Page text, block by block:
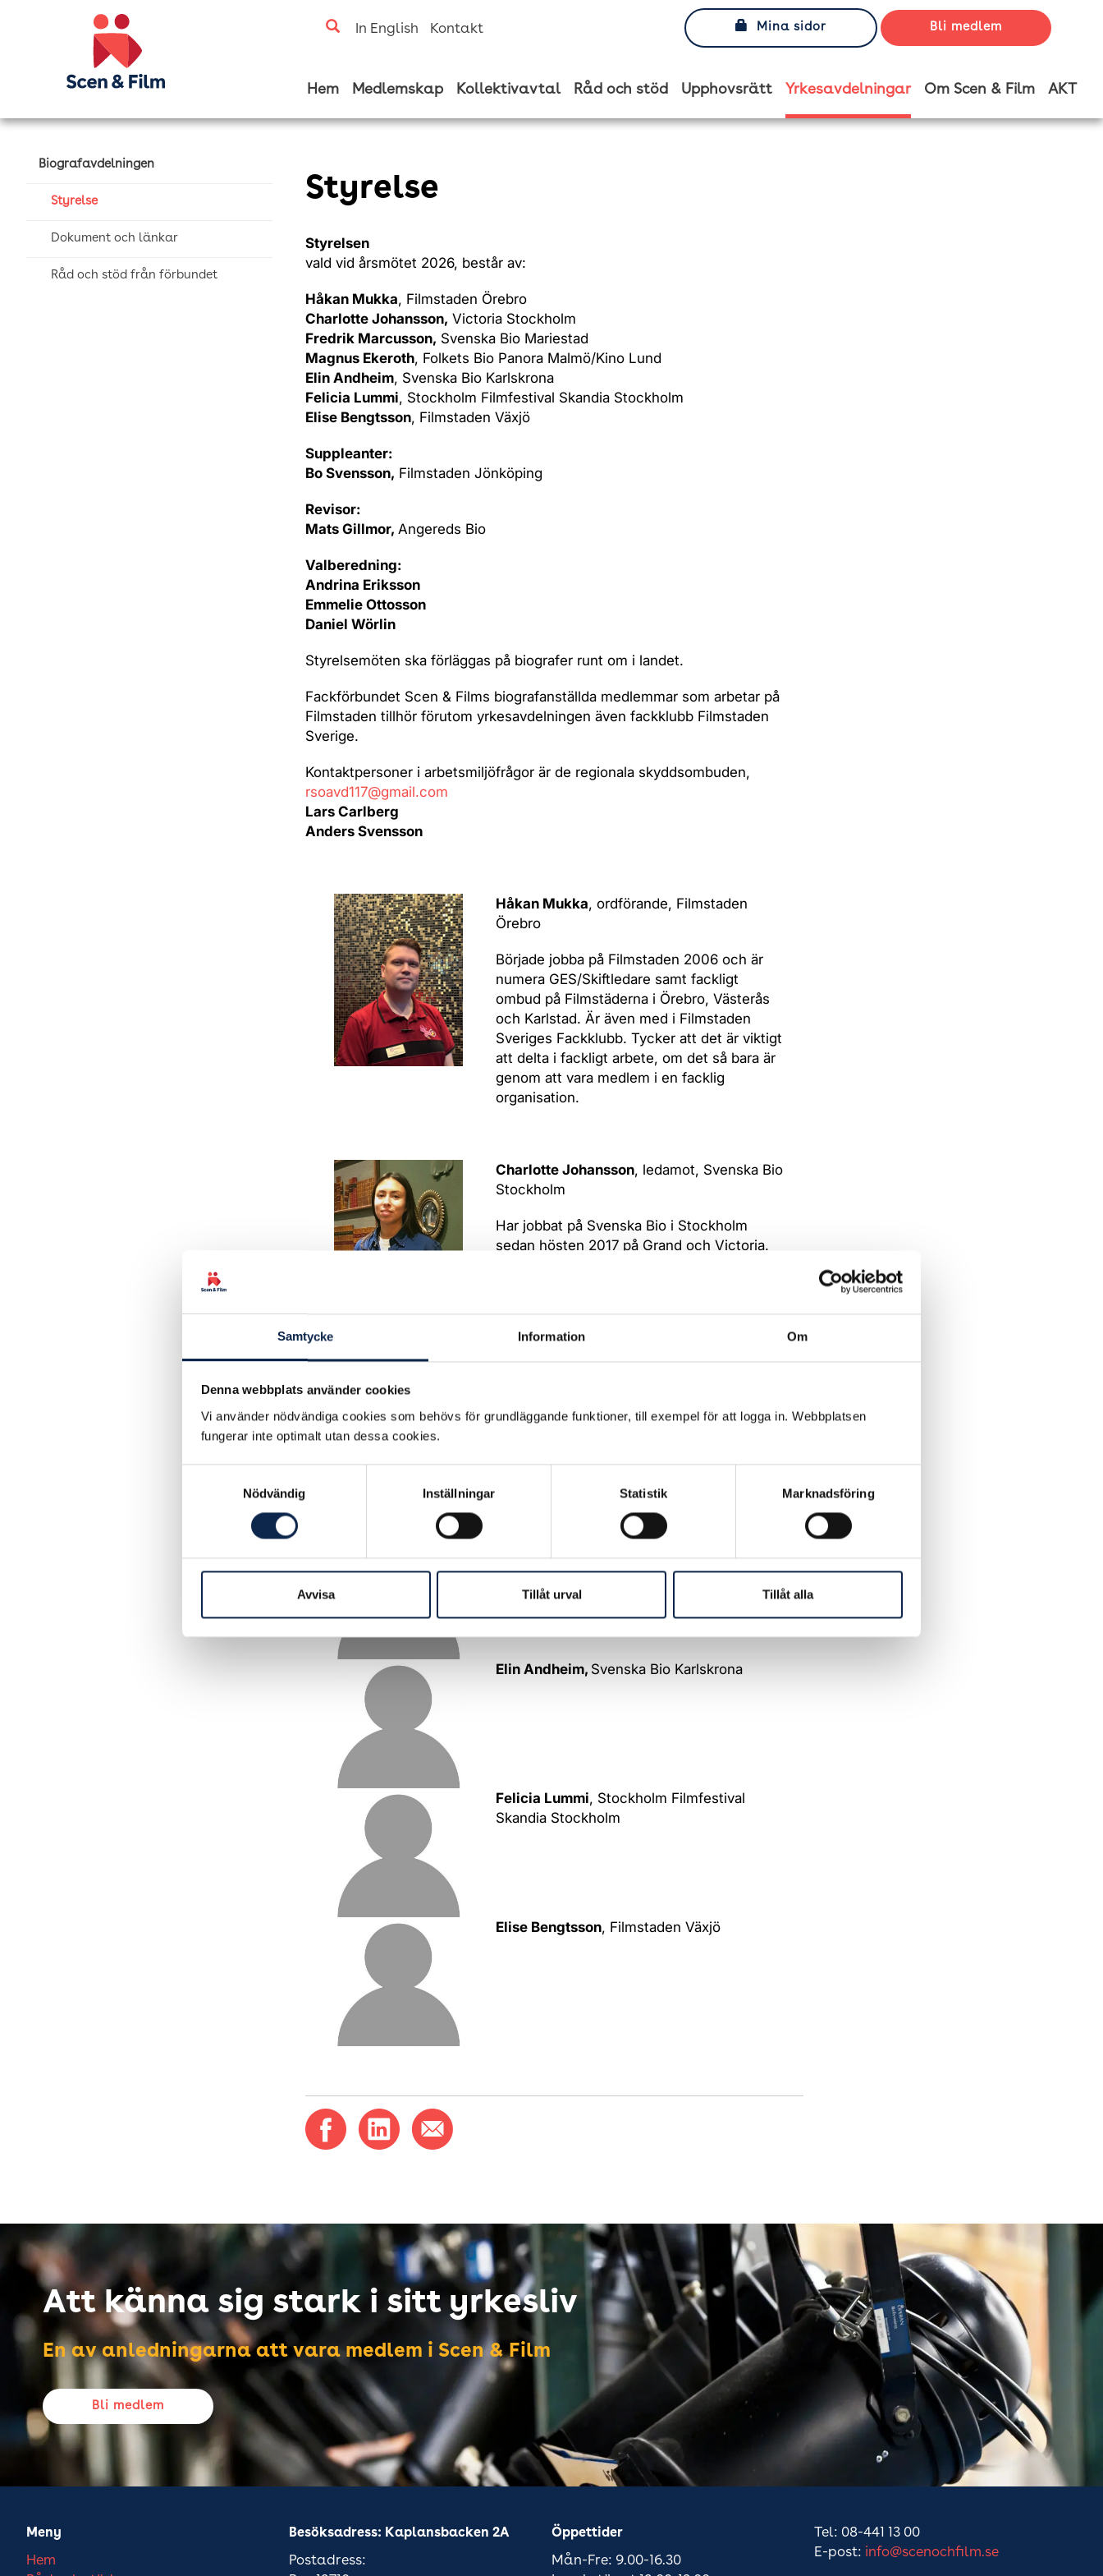
Samtycke Information Om
Denna webbplats använder cookies
Vi använder nödvändiga cookies som behövs för grundläggande funktioner, till exempel för att logga in. Webbplatsen
fungerar inte optimalt utan dessa cookies.
Nödvändig
Inställningar Statistik Marknadsföring
Avvisa Tillåt urval Tillåt alla
In English Kontakt Mina sidor Bli medlem
Hem Medlemskap Kollektivavtal Råd och stöd Upphovsrätt Yrkesavdelningar Om Scen & Film AKT
Biografavdelningen
Styrelse
Dokument och länkar
Råd och stöd från förbundet
Styrelse
Styrelsen
vald vid årsmötet 2026, består av:
Håkan Mukka, Filmstaden Örebro
Charlotte Johansson, Victoria Stockholm
Fredrik Marcusson, Svenska Bio Mariestad
Magnus Ekeroth, Folkets Bio Panora Malmö/Kino Lund
Elin Andheim, Svenska Bio Karlskrona
Felicia Lummi, Stockholm Filmfestival Skandia Stockholm
Elise Bengtsson, Filmstaden Växjö
Suppleanter:
Bo Svensson, Filmstaden Jönköping
Revisor:
Mats Gillmor, Angereds Bio
Valberedning:
Andrina Eriksson
Emmelie Ottosson
Daniel Wörlin
Styrelsemöten ska förläggas på biografer runt om i landet.
Fackförbundet Scen & Films biografanställda medlemmar som arbetar på
Filmstaden tillhör förutom yrkesavdelningen även fackklubb Filmstaden
Sverige.
Kontaktpersoner i arbetsmiljöfrågor är de regionala skyddsombuden,
rsoavd117@gmail.com
Lars Carlberg
Anders Svensson
Håkan Mukka, ordförande, Filmstaden
Örebro
Började jobba på Filmstaden 2006 och är
numera GES/Skiftledare samt fackligt
ombud på Filmstäderna i Örebro, Västerås
och Karlstad. Är även med i Filmstaden
Sveriges Fackklubb. Tycker att det är viktigt
att delta i fackligt arbete, om det så bara är
genom att vara medlem i en facklig
organisation.
Charlotte Johansson, ledamot, Svenska Bio
Stockholm
Har jobbat på Svenska Bio i Stockholm
sedan hösten 2017 på Grand och Victoria.
Fredrik Marcusson, ledamot, Svenska Bio
Jobbat sedan tidigt 90-tal inom bio och kan
3 småttingar i form av katter.
Folkets Bio Panora
Malmö/Kino Lund
Elin Andheim, Svenska Bio Karlskrona
Felicia Lummi, Stockholm Filmfestival
Skandia Stockholm
Elise Bengtsson, Filmstaden Växjö
Att känna sig stark i sitt yrkesliv
En av anledningarna att vara medlem i Scen & Film
Bli medlem
Meny
Hem
Besöksadress: Kaplansbacken 2A
Postadress:
Öppettider
Mån-Fre: 9.00-16.30
Tel: 08-441 13 00
E-post: info@scenochfilm.se